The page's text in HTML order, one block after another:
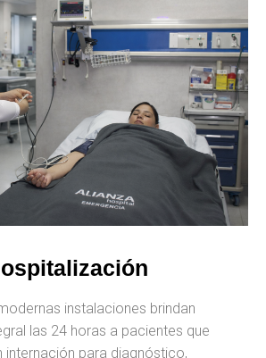
instalaciones brindan
las 24 horas a pacientes que
internación para diagnóstico,